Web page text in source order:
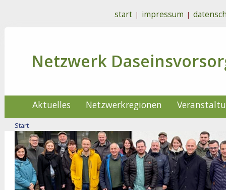
start| impressum |
Netzwerk
Aktuelles Netzwerkregionen
Start